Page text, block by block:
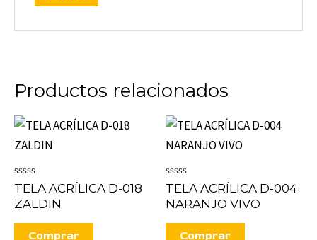
Productos relacionados
Valorado
en
0
5
TELA ACRÍLICA D-018
ZALDIN
Comprar
Valorado
en
0
5
TELA ACRÍLICA D-004
NARANJO VIVO
Comprar